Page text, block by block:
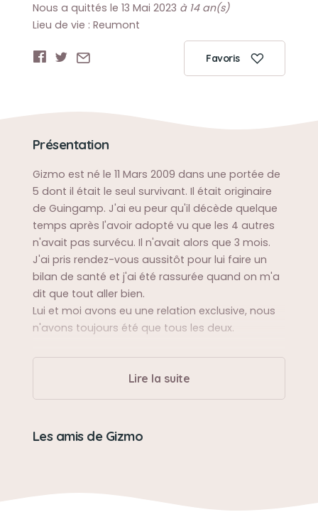
Nous a quittés le 13 Mai 2023 à 14 an(s)
Lieu de vie : Reumont
Favoris
Présentation
Gizmo est né le 11 Mars 2009 dans une portée de
5 dont il était le seul survivant. Il était originaire
de Guingamp. J'ai eu peur qu'il décède quelque
temps après l'avoir adopté vu que les 4 autres
n'avait pas survécu. Il n'avait alors que 3 mois.
J'ai pris rendez-vous aussitôt pour lui faire un
bilan de santé et j'ai été rassurée quand on m'a
dit que tout aller bien.
Lui et moi avons eu une relation exclusive, nous
n'avons toujours été que tous les deux.
Il avait 2 promenades par jour, une le matin et
pour s'amuser avec !
Lire la suite
Les amis de Gizmo